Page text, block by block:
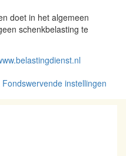
doet in het algemeen
schenkbelasting te
instellingen